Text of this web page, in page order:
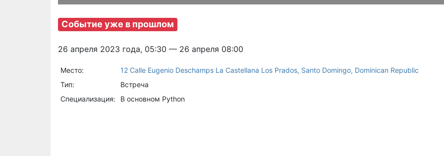
Событие уже в прошлом
26 апреля 2023 года, 05:30 — 26 апреля 08:00
Место:
12 Calle Eugenio Deschamps La Castellana Los Prados, Santo Domingo, Dominican Republic
Тип:
Встреча
Специализация:
В основном Python